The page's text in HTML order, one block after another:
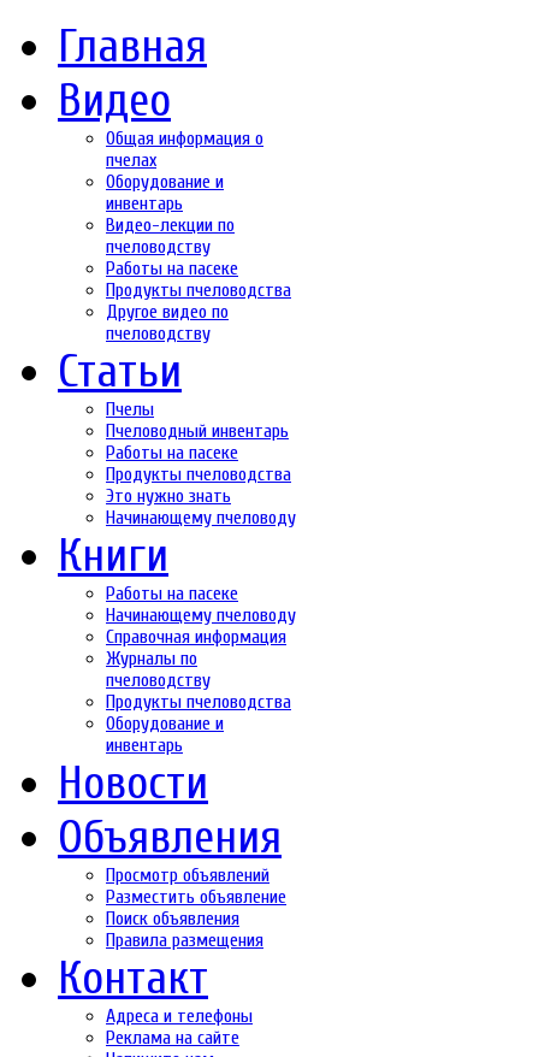
Главная
Видео
Общая информация о
пчелах
Оборудование и
инвентарь
Видео-лекции по
пчеловодству
Работы на пасеке
Продукты пчеловодства
Другое видео по
пчеловодству
Статьи
Пчелы
Пчеловодный инвентарь
Работы на пасеке
Продукты пчеловодства
Это нужно знать
Начинающему пчеловоду
Книги
Работы на пасеке
Начинающему пчеловоду
Справочная информация
Журналы по
пчеловодству
Продукты пчеловодства
Оборудование и
инвентарь
Новости
Объявления
Просмотр объявлений
Разместить объявление
Поиск объявления
Правила размещения
Контакт
Адреса и телефоны
Реклама на сайте